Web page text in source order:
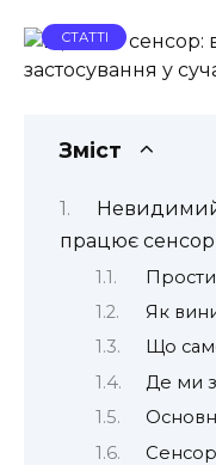
СТАТТІ
Зміст
Невидимий
працює сенсор
Як
Що
Де ми